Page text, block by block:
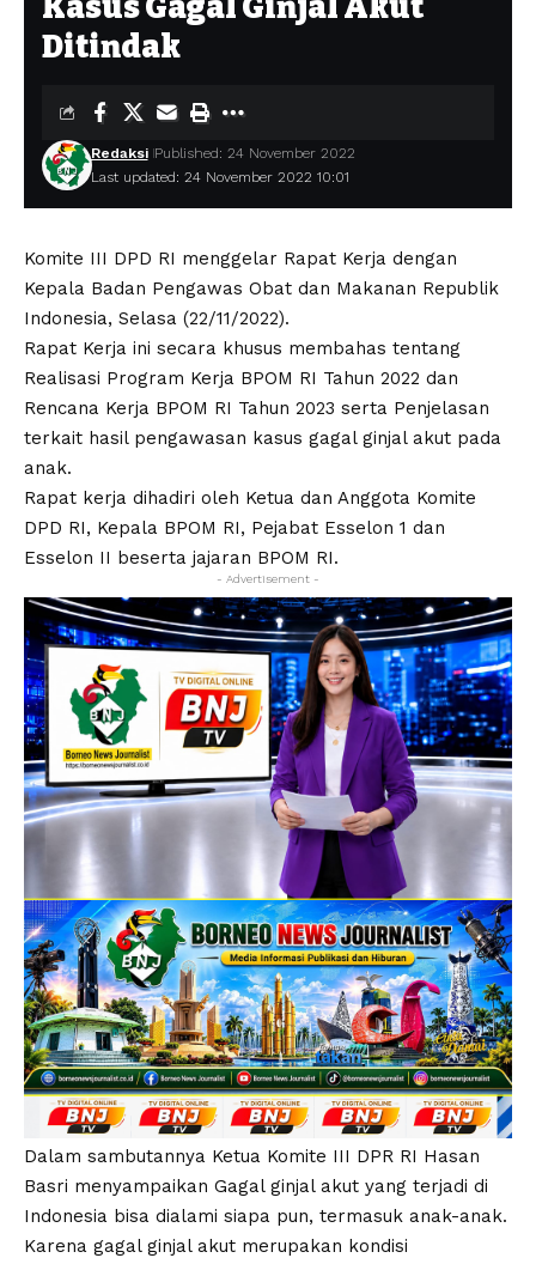
Kasus Gagal Ginjal Akut
Ditindak
Last updated: 24 November 2022 10:01
Redaksi Published: 24 November 2022
Komite III DPD RI menggelar Rapat Kerja dengan
Kepala Badan Pengawas Obat dan Makanan Republik
Indonesia, Selasa (22/11/2022).
Rapat Kerja ini secara khusus membahas tentang
Realisasi Program Kerja BPOM RI Tahun 2022 dan
Rencana Kerja BPOM RI Tahun 2023 serta Penjelasan
terkait hasil pengawasan kasus gagal ginjal akut pada
anak.
Rapat kerja dihadiri oleh Ketua dan Anggota Komite
DPD RI, Kepala BPOM RI, Pejabat Esselon 1 dan
Esselon II beserta jajaran BPOM RI.
- Advertisement -
Dalam sambutannya Ketua Komite III DPR RI Hasan
Basri menyampaikan Gagal ginjal akut yang terjadi di
Indonesia bisa dialami siapa pun, termasuk anak-anak.
Karena gagal ginjal akut merupakan kondisi